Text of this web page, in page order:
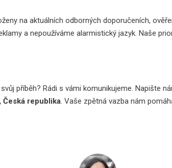
na aktuálních odborných doporučeních,
a nepoužíváme alarmistický jazyk. Naše
příběh? Rádi s vámi komunikujeme. Napište
Česká republika. Vaše zpětná vazba nám